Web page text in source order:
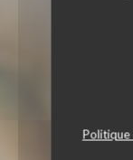
Politique